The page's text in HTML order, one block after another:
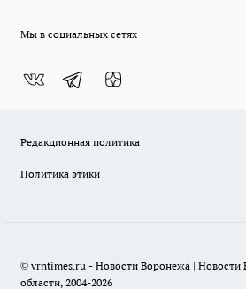
Мы в социальных сетях
Редакционная политика
Политика этики
© vrntimes.ru - Новости Воронежа | Новости
области, 2004-2026